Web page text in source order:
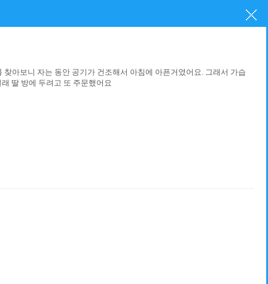
아보니 자는 동안 공기가 건조해서 아침에 아픈거였어요. 그래서 가습
딸 방에 두려고 또 주문했어요